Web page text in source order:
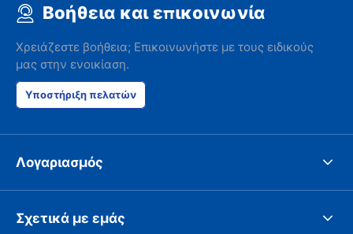
Βοήθεια και επικοινωνία
Χρειάζεστε βοήθεια; Επικοινωνήστε με τους ειδικούς
μας στην ενοικίαση.
Υποστήριξη πελατών
Λογαριασμός
Σχετικά με εμάς